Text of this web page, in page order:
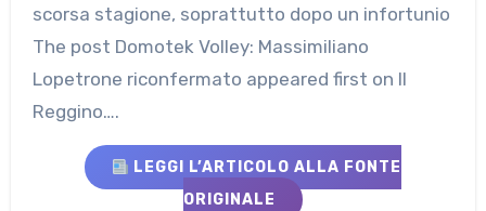
scorsa stagione, soprattutto dopo un infortunio
The post Domotek Volley: Massimiliano
Lopetrone riconfermato appeared first on Il
Reggino….
LEGGI L’ARTICOLO ALLA FONTE
ORIGINALE